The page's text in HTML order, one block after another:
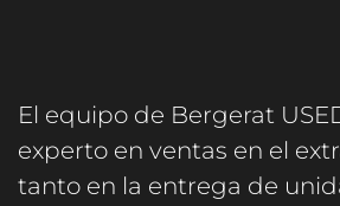
El equipo de Bergerat
experto en ventas en el
tanto en la entrega de